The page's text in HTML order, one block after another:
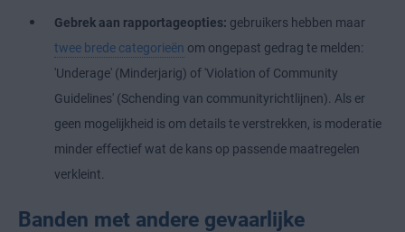
Gebrek aan rapportageopties: gebruikers hebben maar
twee brede categorieën om ongepast gedrag te melden:
'Underage' (Minderjarig) of 'Violation of Community
Guidelines' (Schending van communityrichtlijnen). Als er
geen mogelijkheid is om details te verstrekken, is moderatie
minder effectief wat de kans op passende maatregelen
verkleint.
Banden met andere gevaarlijke